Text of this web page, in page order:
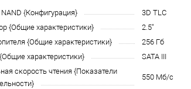
{Конфигурация}
3D TLC
{Общие характеристики}
2.5"
{Общие характеристики}
256 Гб
характеристики}
SATA III
скорость чтения {Показатели
550 Мб/с